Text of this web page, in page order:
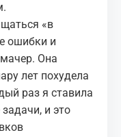
«в
ошибки и
Она
лет похудела
раз я ставила
и это